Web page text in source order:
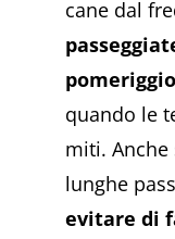
cane dal
pomeriggio
quando le
miti.
lunghe
evitare di